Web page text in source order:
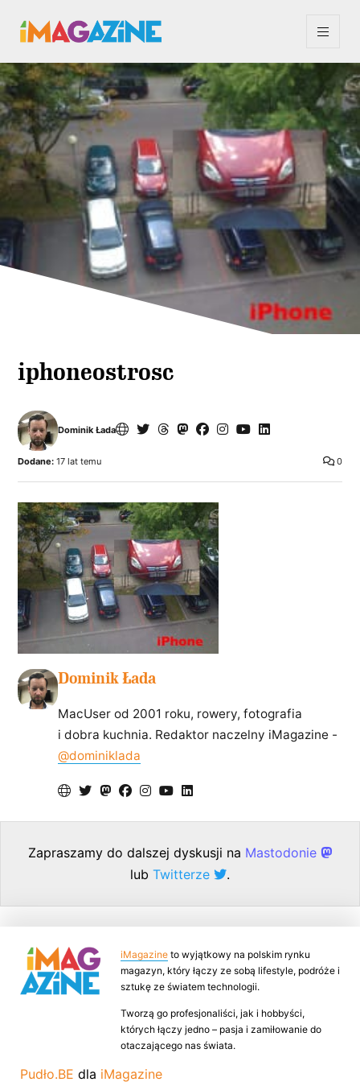
iphoneostrosc
Dominik Łada
0
Dodane: 17 lat temu
Dominik Łada
MacUser od 2001 roku, rowery, fotografia
i dobra kuchnia. Redaktor naczelny iMagazine -
@dominiklada
Zapraszamy do dalszej dyskusji na Mastodonie
lub Twitterze .
iMagazine to wyjątkowy na polskim rynku
magazyn, który łączy ze sobą lifestyle, podróże i
sztukę ze światem technologii.
Tworzą go profesjonaliści, jak i hobbyści,
których łączy jedno – pasja i zamiłowanie do
otaczającego nas świata.
Pudło.BE dla iMagazine